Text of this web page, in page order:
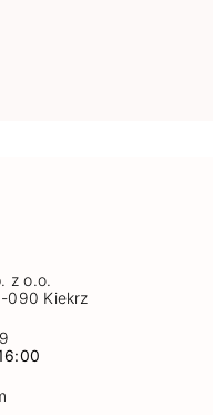
z o.o.
090 Kiekrz